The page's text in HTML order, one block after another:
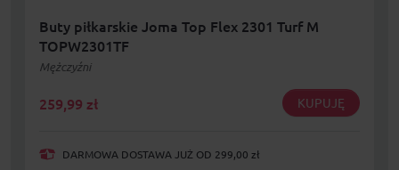
Buty piłkarskie Joma Top Flex 2301 Turf M
TOPW2301TF
Mężczyźni
259,99 zł KUPUJĘ
DARMOWA DOSTAWA JUŻ OD 299,00 zł